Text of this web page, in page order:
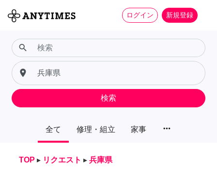
ログイン 新規登録
全て 修理・組立 家事 more_horiz
search
place
検索
TOP ▸ リクエスト ▸ 兵庫県